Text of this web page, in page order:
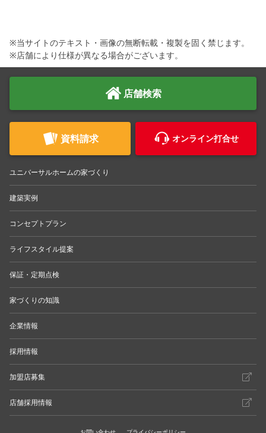
※当サイトのテキスト・画像の無断転載・複製を固く禁じます。
※店舗により仕様が異なる場合がございます。
店舗検索
資料請求 オンライン打合せ
ユニバーサルホームの家づくり
建築実例
コンセプトプラン
ライフスタイル提案
保証・定期点検
家づくりの知識
企業情報
採用情報
加盟店募集
店舗採用情報